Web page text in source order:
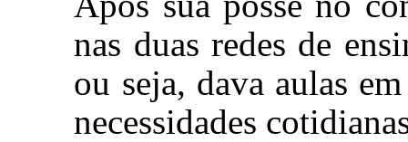
nas duas redes de
ou seja, dava aulas
necessidades